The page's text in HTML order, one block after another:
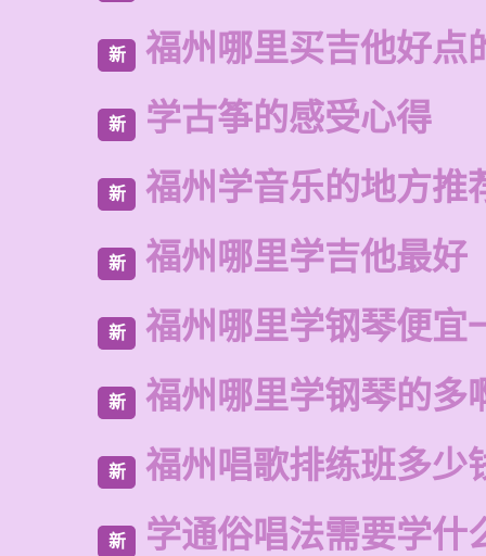
新 福州哪里买吉他好点
新 学古筝的感受心得
新 福州学音乐的地方推
新 福州哪里学吉他最好
新 福州哪里学钢琴便宜
新 福州哪里学钢琴的多
新 福州唱歌排练班多少
新 学通俗唱法需要学什